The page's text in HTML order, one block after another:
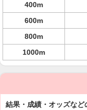
400m
600m
800m
1000m
結果・成績・オッズな